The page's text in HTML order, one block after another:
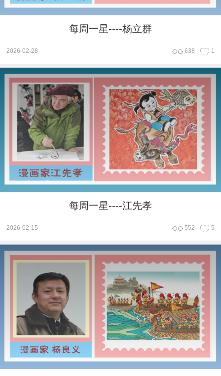
每周一星----杨立群
2026-02-28 638 1
每周一星----江先孝
2026-02-15 552 5